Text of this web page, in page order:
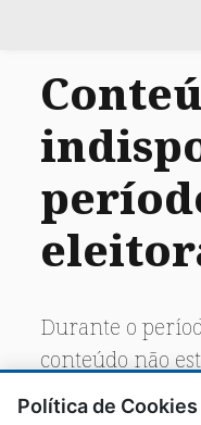
Durante o
conteúdo não
acesso público.
Política de Cookies